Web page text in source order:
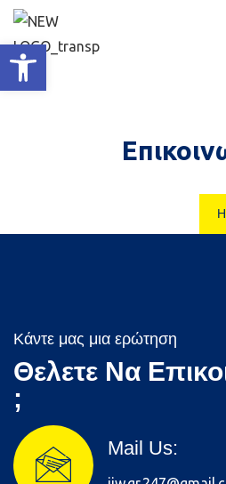
Κάντε μας μια ερώτηση
Θελετε Να
;
Mail Us:
Ανοίξτε τη γραμμή εργαλείων